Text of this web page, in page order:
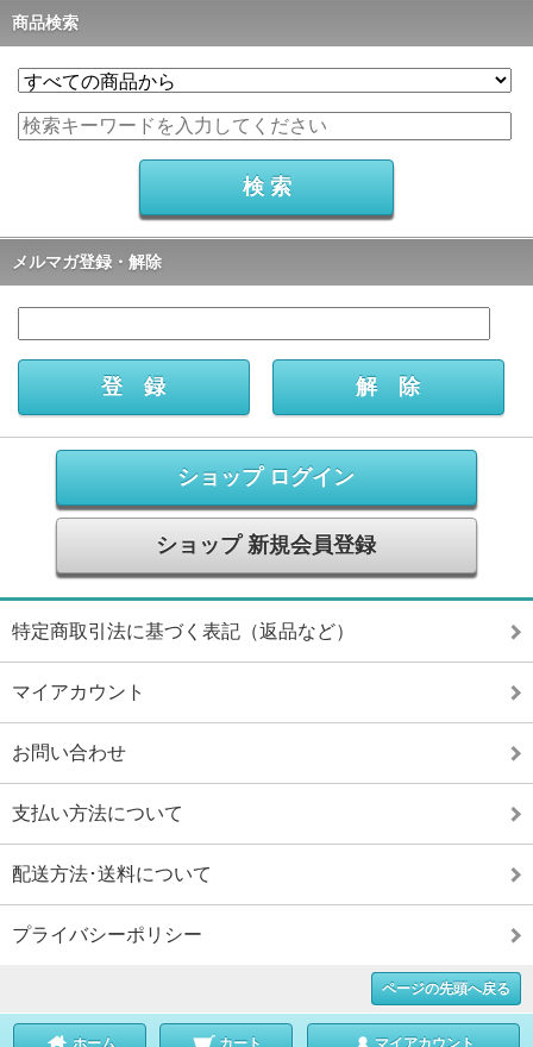
商品検索
メルマガ登録・解除
ショップ ログイン
ショップ 新規会員登録
特定商取引法に基づく表記（返品など）
マイアカウント
お問い合わせ
支払い方法について
配送方法･送料について
プライバシーポリシー
ページの先頭へ戻る
ホーム カート マイアカウント